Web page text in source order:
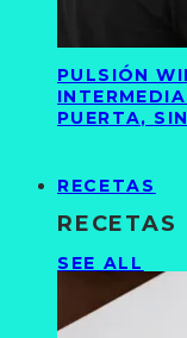
PULSIÓN
PUERTA,
RECETAS
RECETAS
SEE ALL